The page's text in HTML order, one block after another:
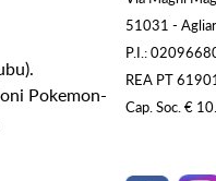
Pokemon-
51031 -
P.I.:
REA PT
Cap. Soc. €